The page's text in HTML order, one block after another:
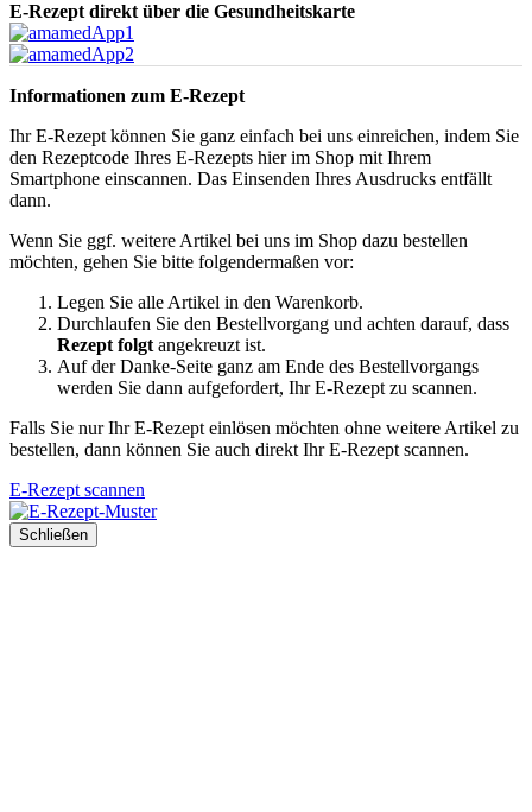
E-Rezept direkt über die Gesundheitskarte
Informationen zum E-Rezept
Ihr E-Rezept können Sie ganz einfach bei uns einreichen, indem Sie
den Rezeptcode Ihres E-Rezepts hier im Shop mit Ihrem
Smartphone einscannen. Das Einsenden Ihres Ausdrucks entfällt
dann.
Wenn Sie ggf. weitere Artikel bei uns im Shop dazu bestellen
möchten, gehen Sie bitte folgendermaßen vor:
Legen Sie alle Artikel in den Warenkorb.
Durchlaufen Sie den Bestellvorgang und achten darauf, dass
Rezept folgtangekreuzt ist.
Auf der Danke-Seite ganz am Ende des Bestellvorgangs
werden Sie dann aufgefordert, Ihr E-Rezept zu scannen.
Falls Sie nur Ihr E-Rezept einlösen möchten ohne weitere Artikel zu
bestellen, dann können Sie auch direkt Ihr E-Rezept scannen.
E-Rezept scannen
Schließen